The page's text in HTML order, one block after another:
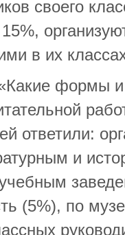
своего
в их
формы
ответили:
и
(5%), по